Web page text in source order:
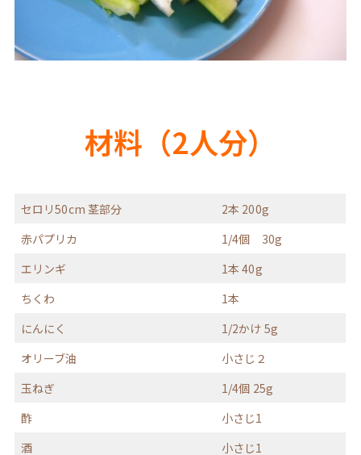
材料（2人分）
セロリ50cm 茎部分
2本 200g
赤パプリカ
1/4個 30g
エリンギ
1本 40g
ちくわ
1本
にんにく
1/2かけ 5g
オリーブ油
小さじ２
玉ねぎ
1/4個 25g
酢
小さじ1
酒
小さじ1